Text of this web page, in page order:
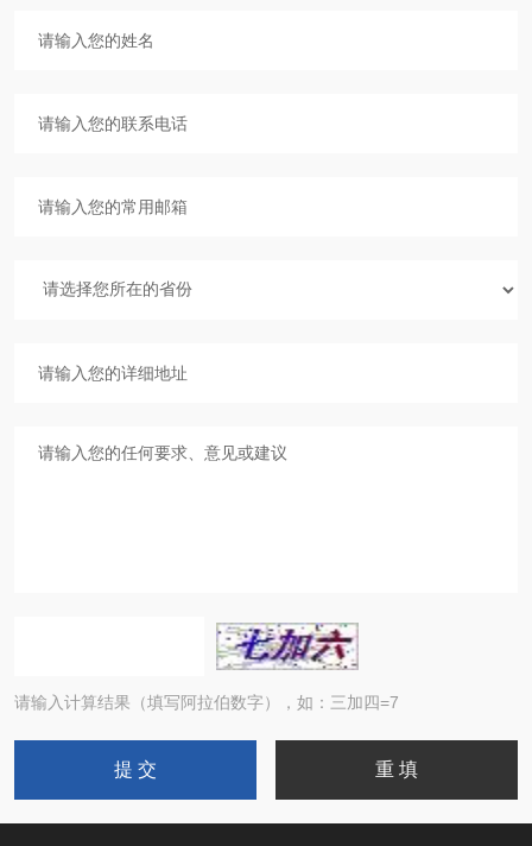
请输入计算结果（填写阿拉伯数字），如：三加四=7